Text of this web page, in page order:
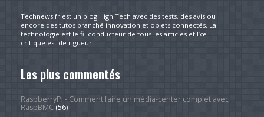
Technews.fr est un blog High Tech avec des tests, des avis ou
encore des tutos branché innovation et objets connectés. La
technologie est le fil conducteur de tous les articles et l’œil
critique est de rigueur.
Les plus commentés
RaspberryPi - Comment faire un média-center complet avec
RaspBMC(56)